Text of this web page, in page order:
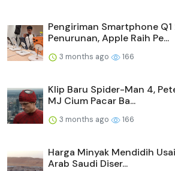
Pengiriman Smartphone
Penurunan, Apple Raih Pe...
3 months ago 166
Klip Baru Spider-Man 4,
MJ Cium Pacar Ba...
3 months ago 166
Harga Minyak Mendidih
Arab Saudi Diser...